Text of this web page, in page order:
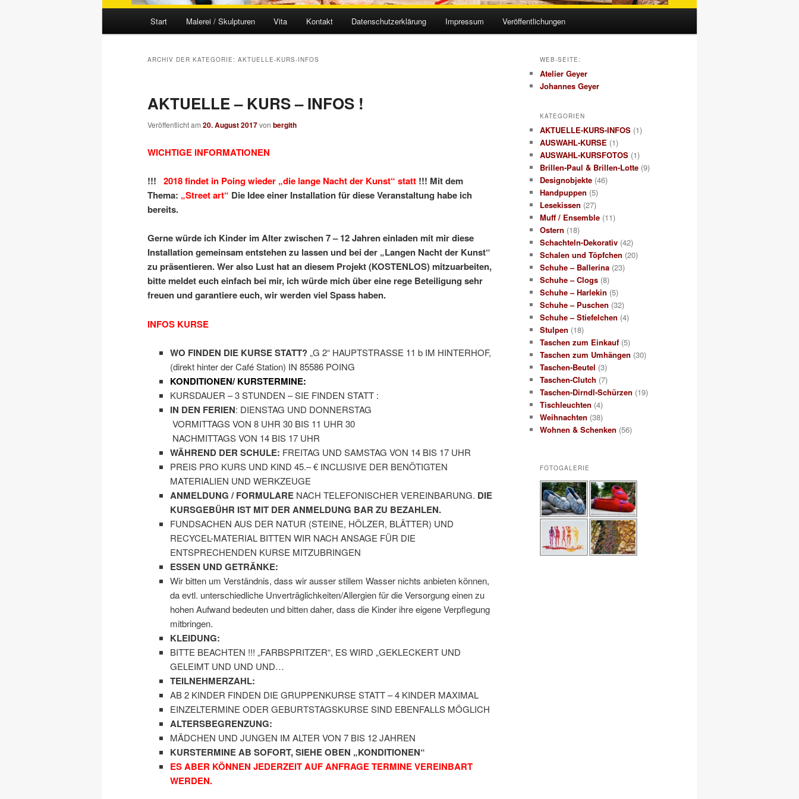
Start Malerei / Skulpturen Vita Kontakt Datenschutzerklärung Impressum Veröffentlichungen
ARCHIV DER KATEGORIE: AKTUELLE-KURS-INFOS
AKTUELLE – KURS – INFOS !
Veröffentlicht am 20. August 2017von bergith
WICHTIGE INFORMATIONEN
!!! 2018 findet in Poing wieder „die lange Nacht der Kunst“ statt !!! Mit dem
Thema: „Street art“ Die Idee einer Installation für diese Veranstaltung habe ich
bereits.
Gerne würde ich Kinder im Alter zwischen 7 – 12 Jahren einladen mit mir diese
Installation gemeinsam entstehen zu lassen und bei der „Langen Nacht der Kunst“
zu präsentieren. Wer also Lust hat an diesem Projekt (KOSTENLOS) mitzuarbeiten,
bitte meldet euch einfach bei mir, ich würde mich über eine rege Beteiligung sehr
freuen und garantiere euch, wir werden viel Spass haben.
INFOS KURSE
WO FINDEN DIE KURSE STATT?„G 2“ HAUPTSTRASSE 11 b IM HINTERHOF,
(direkt hinter der Café Station) IN 85586 POING
KONDITIONEN/ KURSTERMINE:
KURSDAUER – 3 STUNDEN – SIE FINDEN STATT :
IN DEN FERIEN: DIENSTAG UND DONNERSTAG
VORMITTAGS VON 8 UHR 30 BIS 11 UHR 30
NACHMITTAGS VON 14 BIS 17 UHR
WÄHREND DER SCHULE: FREITAG UND SAMSTAG VON 14 BIS 17 UHR
PREIS PRO KURS UND KIND 45.– € INCLUSIVE DER BENÖTIGTEN
MATERIALIEN UND WERKZEUGE
ANMELDUNG / FORMULARE NACH TELEFONISCHER VEREINBARUNG. DIE
KURSGEBÜHR IST MIT DER ANMELDUNG BAR ZU BEZAHLEN.
FUNDSACHEN AUS DER NATUR (STEINE, HÖLZER, BLÄTTER) UND
RECYCEL-MATERIAL BITTEN WIR NACH ANSAGE FÜR DIE
ENTSPRECHENDEN KURSE MITZUBRINGEN
ESSEN UND GETRÄNKE:
Wir bitten um Verständnis, dass wir ausser stillem Wasser nichts anbieten können,
da evtl. unterschiedliche Unverträglichkeiten/Allergien für die Versorgung einen zu
hohen Aufwand bedeuten und bitten daher, dass die Kinder ihre eigene Verpflegung
mitbringen.
KLEIDUNG:
BITTE BEACHTEN !!! „FARBSPRITZER“, ES WIRD „GEKLECKERT UND
GELEIMT UND UND UND…
TEILNEHMERZAHL:
AB 2 KINDER FINDEN DIE GRUPPENKURSE STATT – 4 KINDER MAXIMAL
EINZELTERMINE ODER GEBURTSTAGSKURSE SIND EBENFALLS MÖGLICH
ALTERSBEGRENZUNG:
MÄDCHEN UND JUNGEN IM ALTER VON 7 BIS 12 JAHREN
KURSTERMINE AB SOFORT, SIEHE OBEN „KONDITIONEN“
ES ABER KÖNNEN JEDERZEIT AUF ANFRAGE TERMINE VEREINBART
WERDEN.
WEB-SEITE:
Atelier Geyer
Johannes Geyer
KATEGORIEN
AKTUELLE-KURS-INFOS (1)
AUSWAHL-KURSE (1)
AUSWAHL-KURSFOTOS (1)
Brillen-Paul & Brillen-Lotte (9)
Designobjekte (46)
Handpuppen (5)
Lesekissen (27)
Muff / Ensemble (11)
Ostern (18)
Schachteln-Dekorativ (42)
Schalen und Töpfchen (20)
Schuhe – Ballerina (23)
Schuhe – Clogs (8)
Schuhe – Harlekin (5)
Schuhe – Puschen (32)
Schuhe – Stiefelchen (4)
Stulpen (18)
Taschen zum Einkauf (5)
Taschen zum Umhängen (30)
Taschen-Beutel (3)
Taschen-Clutch (7)
Taschen-Dirndl-Schürzen (19)
Tischleuchten (4)
Weihnachten (38)
Wohnen & Schenken (56)
FOTOGALERIE